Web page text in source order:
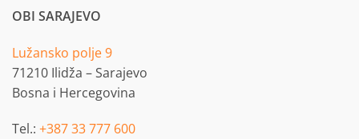
OBI SARAJEVO
Lužansko polje 9
71210 Ilidža – Sarajevo
Bosna i Hercegovina
Tel.: +387 33 777 600